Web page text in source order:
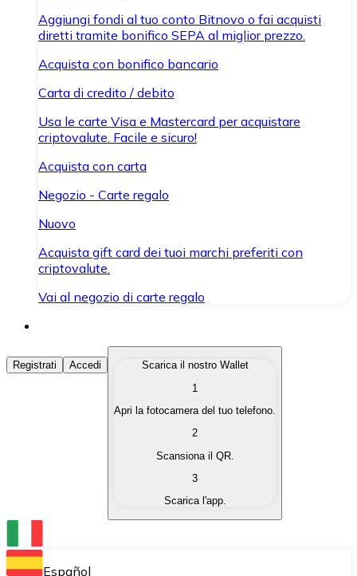
Aggiungi fondi al tuo conto Bitnovo o fai acquisti
diretti tramite bonifico SEPA al miglior prezzo.
Acquista con bonifico bancario
Carta di credito / debito
Usa le carte Visa e Mastercard per acquistare
criptovalute. Facile e sicuro!
Acquista con carta
Negozio - Carte regalo
Nuovo
Acquista gift card dei tuoi marchi preferiti con
criptovalute.
Vai al negozio di carte regalo
Acquista Criptovalute
Acquista le criptovalute che ti interessano in modo
Converti le tue criptovalute in valuta fiat quando ne
Scambia una criptovaluta con un'altra
Conserva le tue cripto in un Wallet self-custodial.
Registrati Accedi
Scarica il nostro Wallet
1
Apri la fotocamera del tuo telefono.
2
Scansiona il QR.
3
Scarica l'app.
Español